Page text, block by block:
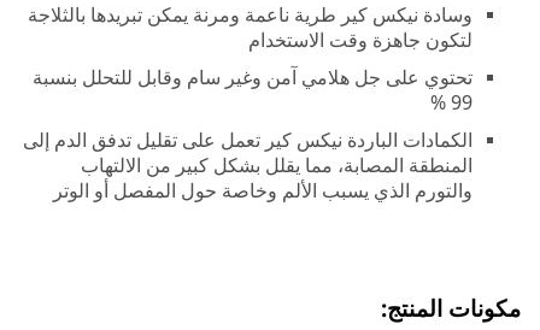
وسادة نيكس كير طرية ناعمة ومرنة يمكن تبريدها بالثلاجة
لتكون جاهزة وقت الاستخدام
تحتوي على جل هلامي آمن وغير سام وقابل للتحلل بنسبة
99 %
الكمادات الباردة نيكس كير تعمل على تقليل تدفق الدم إلى
المنطقة المصابة، مما يقلل بشكل كبير من الالتهاب
والتورم الذي يسبب الألم وخاصة حول المفصل أو الوتر
مكونات المنتج: